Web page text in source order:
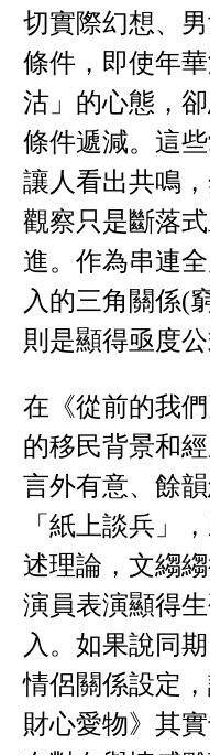
切實際幻想、
條件，即使年
沽」的心態，
條件遞減。這
讓人看出共鳴
觀察只是斷落
進。作為串連
入的三角關係(
則是顯得亟度
在《從前的我
的移民背景和
言外有意、餘
「紙上談兵」
述理論，文縐
演員表演顯得
入。如果說同
情侶關係設定
財心愛物》其